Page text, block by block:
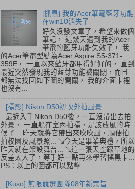
[抓蟲] 我的Acer筆電藍牙功能
在win10消失了
好久沒發文章了，希望來做個
筆記， 這幾天遇到我的Acer
筆電的藍牙功能失效了， 我
的Acer筆電型號為Acer Aspire S5-371-
359E， 一直以來藍牙都用得好好的， 直到
最近突然發現我的藍芽功能被關閉，而且
都無法找回如下圖的開關， 我的介面卡裡
也沒有...
[攝影] Nikon D50初次外拍風景
最近入手Nikon D50後，一直沒帶出去拍
外景， 一直躲在室內拍攝，是該放風的時
候了... 昨天就將它帶出來吹吹風，順便拍
拍校園及風景照... ↘今天是畢業典禮，所以
昨天就在架設舞台... ↘這一張天空跟草地的
反差太大了，等手好一點再來學習搖黑卡...
PS：以上的圖都可以點擊...
[Kuso] 無限競選團隊08年新宗旨